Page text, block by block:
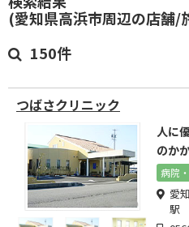
(愛知県高浜市周辺の店舗/
150件
つばさクリニック
人に
のか
病院
愛
駅